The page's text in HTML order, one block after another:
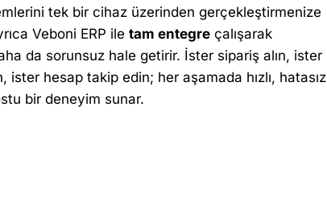
tek bir cihaz üzerinden gerçekleştirmenize
Veboni ERP ile tam entegre çalışarak
da sorunsuz hale getirir. İster sipariş alın, ister
ister hesap takip edin; her aşamada hızlı, hatasız
bir deneyim sunar.